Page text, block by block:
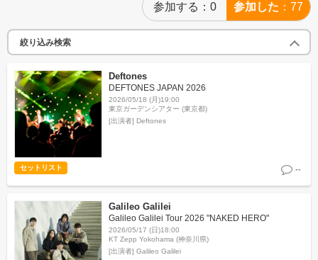
参加する 0 参加した 77
絞り込み検索
Deftones
DEFTONES JAPAN 2026
2026/05/18 (月)19:00
東京ガーデンシアター (東京都)
[出演者] Deftones
セットリスト --
Galileo Galilei
Galileo Galilei Tour 2026 "NAKED HERO"
2026/05/17 (日)18:00
KT Zepp Yokohama (神奈川県)
[出演者] Galileo Galilei